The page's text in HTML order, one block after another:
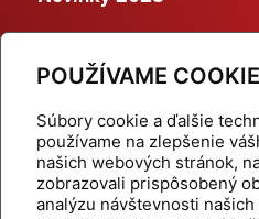
POUŽÍVAME
Súbory cookie a ďalšie
používame na zlepšenie
našich webových stránok,
zobrazovali prispôsobený
analýzu návštevnosti
Dynamické termostatické ventily
Domov